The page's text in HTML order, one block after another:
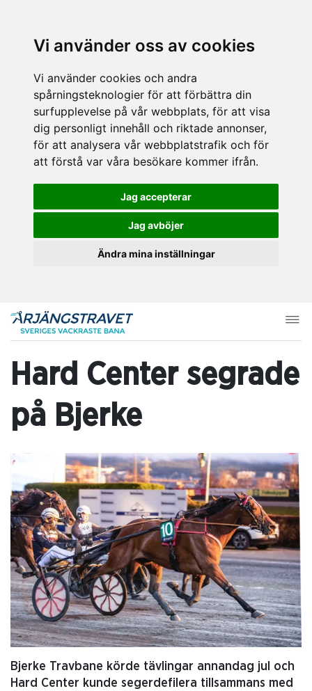
Vi använder oss av cookies
Vi använder cookies och andra
spårningsteknologier för att förbättra din
surfupplevelse på vår webbplats, för att visa
dig personligt innehåll och riktade annonser,
för att analysera vår webbplatstrafik och för
att förstå var våra besökare kommer ifrån.
Jag accepterar
Jag avböjer
Ändra mina inställningar
Hard Center segrade
på Bjerke
Bjerke Travbane körde tävlingar annandag jul och
Hard Center kunde segerdefilera tillsammans med